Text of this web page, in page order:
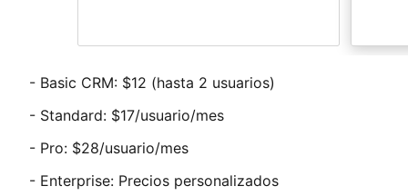
- Basic CRM: $12 (hasta 2 usuarios)
- Standard: $17/usuario/mes
- Pro: $28/usuario/mes
- Enterprise: Precios personalizados